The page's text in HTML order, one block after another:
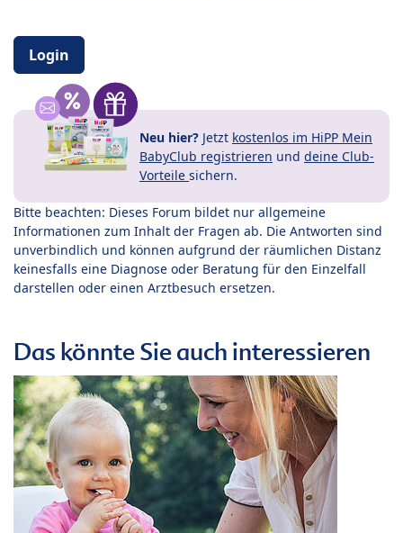
Login
Neu hier? Jetzt kostenlos im HiPP Mein
BabyClub registrieren und deine Club-
Vorteile sichern.
Bitte beachten: Dieses Forum bildet nur allgemeine
Informationen zum Inhalt der Fragen ab. Die Antworten sind
unverbindlich und können aufgrund der räumlichen Distanz
keinesfalls eine Diagnose oder Beratung für den Einzelfall
darstellen oder einen Arztbesuch ersetzen.
Das könnte Sie auch interessieren